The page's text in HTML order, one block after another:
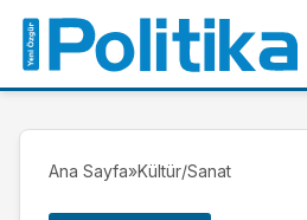
Ana Sayfa»Kültür/Sanat